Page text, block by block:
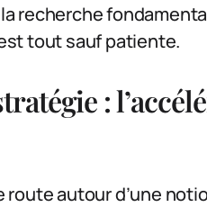
recherche
tout sauf patiente.
:
route autour d’une